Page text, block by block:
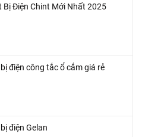
Bị Điện Chint Mới Nhất 2025
điện công tắc ổ cắm giá rẻ
điện Gelan